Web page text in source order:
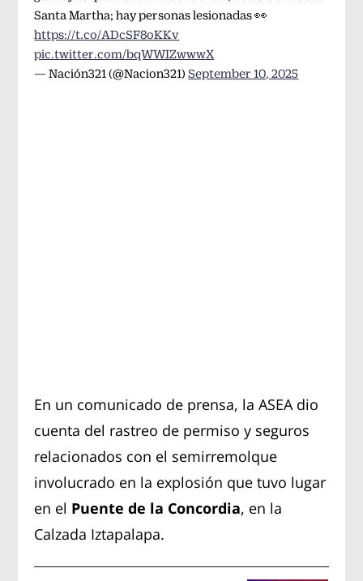
Santa Martha; hay personas lesionadas 👀
https://t.co/ADcSF8oKKv
pic.twitter.com/bqWWIZwwwX
— Nación321 (@Nacion321)September 10, 2025
En un comunicado de prensa, la ASEA dio
cuenta del rastreo de permiso y seguros
relacionados con el semirremolque
involucrado en la explosión que tuvo lugar
en el Puente de la Concordia, en la
Calzada Iztapalapa.